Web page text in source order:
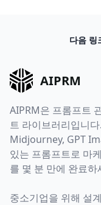
다음 링
AIPRM
AIPRM은 프롬프트
트 라이브러리입니
Midjourney, GPT
있는 프롬프트로 마
를 몇 분 만에 완료하
중소기업을 위해 설